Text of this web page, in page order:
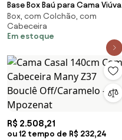
Base Box Baú para Cama Viúva
128x188cm Liz S05 Sintético
Marrom - Mpoz
Box, com Colchão, com
Cabeceira
Em estoque
R$ 2.508,21
ou 12 tempo de R$ 232,24